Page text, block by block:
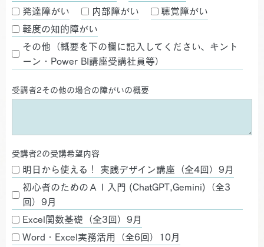
発達障がい 内部障がい
聴覚障がい
軽度の知的障がい
その他（概要を下の欄に記入してください、キント
ーン・Power BI講座受講社員等）
受講者2その他の場合の障がいの概要
受講者2の受講希望内容
明日から使える！ 実践デザイン講座（全4回）9月
初心者のためのＡＩ入門 (ChatGPT,Gemini)（全3
回）9月
Excel関数基礎（全3回）9月
Word・Excel実務活用（全6回）10月